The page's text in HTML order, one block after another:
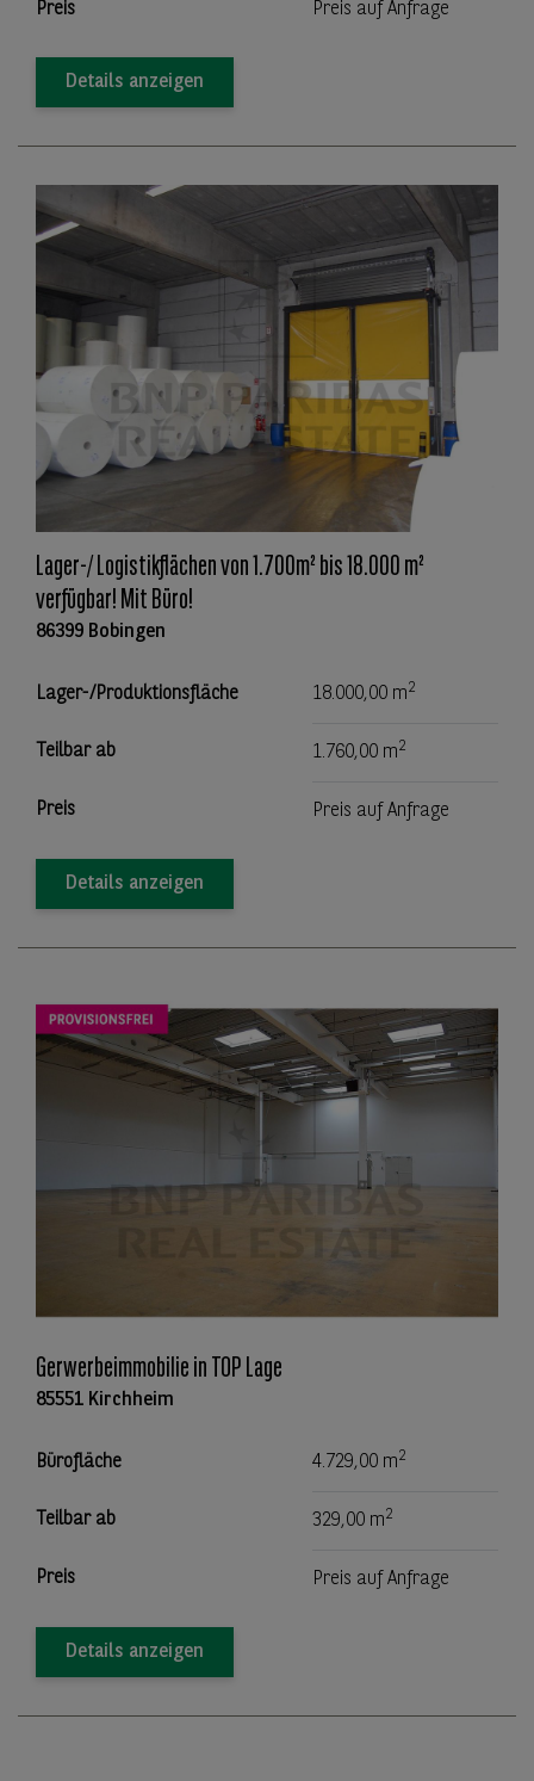
Preis Preis auf Anfrage
Details anzeigen
Lager-/ Logistikflächen von 1.700m² bis 18.000 m²
verfügbar! Mit Büro!
86399 Bobingen
Lager-/Produktionsfläche 18.000,00 m2
Teilbar ab 1.760,00 m2
Preis Preis auf Anfrage
Details anzeigen
Gerwerbeimmobilie in TOP Lage
85551 Kirchheim
Bürofläche 4.729,00 m2
Teilbar ab 329,00 m2
Preis Preis auf Anfrage
Details anzeigen